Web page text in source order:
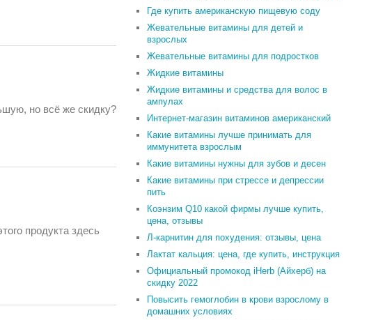
но всё же скидку?
продукта здесь
Где купить американскую пищевую соду
Жевательные витамины для детей и
взрослых
Жевательные витамины для подростков
Жидкие витамины
Жидкие витамины и средства для волос в
ампулах
Интернет-магазин витаминов американский
Какие витамины лучше принимать для
иммунитета взрослым
Какие витамины нужны для зубов и десен
Какие витамины при стрессе и депрессии
пить
Коэнзим Q10 какой фирмы лучше купить,
цена, отзывы
Л-карнитин для похудения: отзывы, цена
Лактат кальция: цена, где купить, инструкция
Официальный промокод iHerb (Айхерб) на
скидку 2022
Повысить гемоглобин в крови взрослому в
домашних условиях